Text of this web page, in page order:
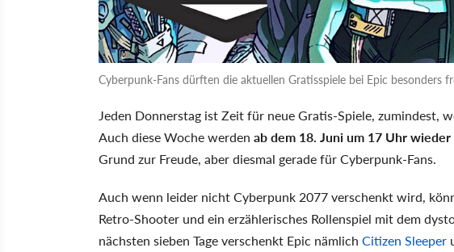
Cyberpunk-Fans dürften die aktuellen Gratisspiele bei Epic besonders
Jeden Donnerstag ist Zeit für neue Gratis-Spiele, zumindest,
Auch diese Woche werden ab dem 18. Juni um 17 Uhr
Grund zur Freude, aber diesmal gerade für Cyberpunk-Fans.
Auch wenn leider nicht Cyberpunk 2077 verschenkt wird,
Retro-Shooter und ein erzählerisches Rollenspiel mit dem
nächsten sieben Tage verschenkt Epic nämlich Citizen Sleeper